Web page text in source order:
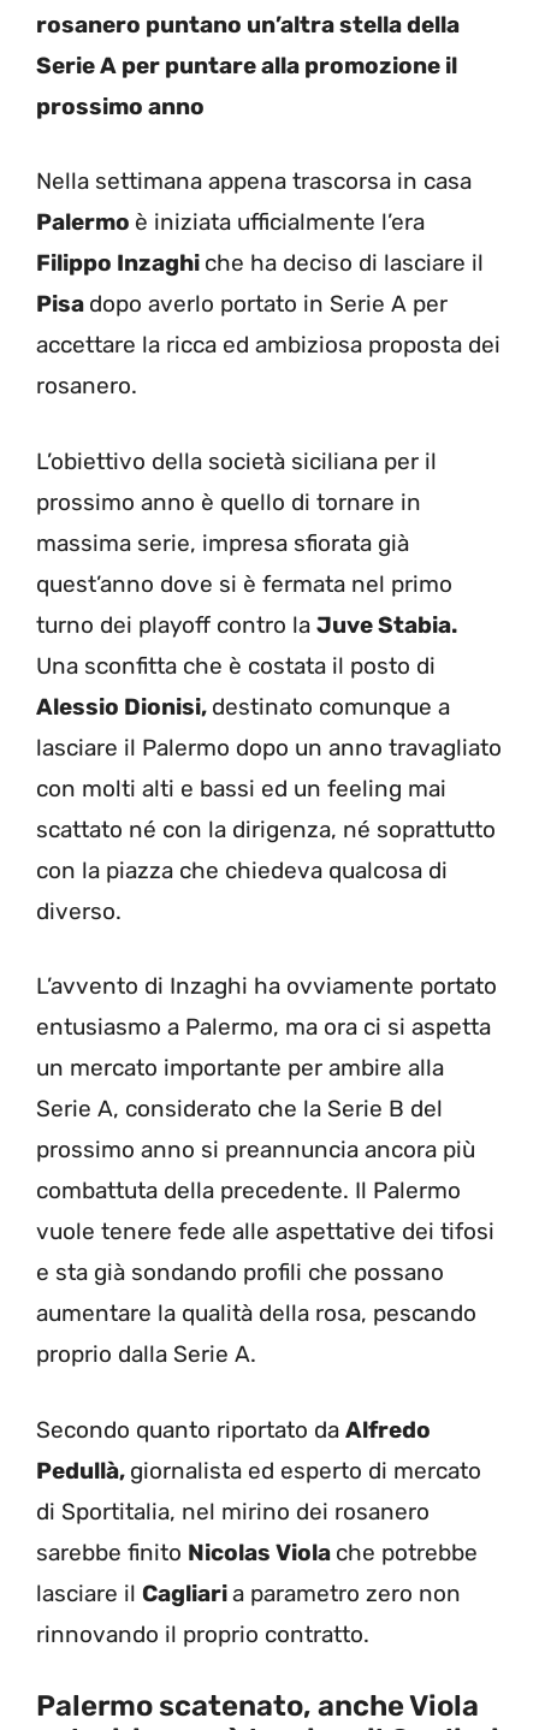
rosanero puntano un’altra stella della
Serie A per puntare alla promozione il
prossimo anno
Nella settimana appena trascorsa in casa
Palermo è iniziata ufficialmente l’era
Filippo Inzaghi che ha deciso di lasciare il
Pisa dopo averlo portato in Serie A per
accettare la ricca ed ambiziosa proposta dei
rosanero.
L’obiettivo della società siciliana per il
prossimo anno è quello di tornare in
massima serie, impresa sfiorata già
quest’anno dove si è fermata nel primo
turno dei playoff contro la Juve Stabia.
Una sconfitta che è costata il posto di
Alessio Dionisi, destinato comunque a
lasciare il Palermo dopo un anno travagliato
con molti alti e bassi ed un feeling mai
scattato né con la dirigenza, né soprattutto
con la piazza che chiedeva qualcosa di
diverso.
L’avvento di Inzaghi ha ovviamente portato
entusiasmo a Palermo, ma ora ci si aspetta
un mercato importante per ambire alla
Serie A, considerato che la Serie B del
prossimo anno si preannuncia ancora più
combattuta della precedente. Il Palermo
vuole tenere fede alle aspettative dei tifosi
e sta già sondando profili che possano
aumentare la qualità della rosa, pescando
proprio dalla Serie A.
Secondo quanto riportato da Alfredo
Pedullà, giornalista ed esperto di mercato
di Sportitalia, nel mirino dei rosanero
sarebbe finito Nicolas Viola che potrebbe
lasciare il Cagliaria parametro zero non
rinnovando il proprio contratto.
Palermo scatenato, anche Viola